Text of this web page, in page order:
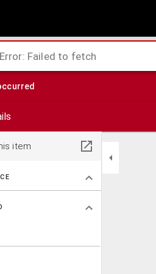
van bijdragen tot de kennis van het
Failed to fetch
item